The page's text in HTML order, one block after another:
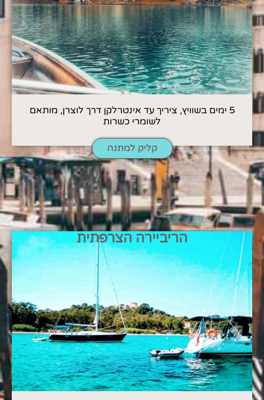
5 ימים בשוויץ, ציריך עד אינטרלקן דרך לוצרן, מותאם
לשומרי כשרות
קליק למתנה
הריביירה הצרפתית